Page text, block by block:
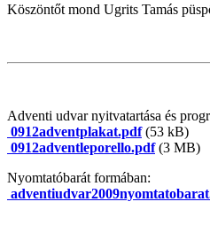
Köszöntőt mond Ugrits Tamás
Adventi udvar nyitvatartása és
0912adventplakat.pdf(53 kB)
0912adventleporello.pdf(3 MB)
Nyomtatóbarát formában: